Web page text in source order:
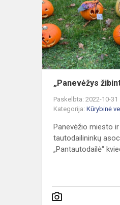
„Panevėžys
Paskelbta: 2022-10-31
Kategorija: Kūrybinė
Panevėžio miesto
tautodailininkų
„Pantautodailė“